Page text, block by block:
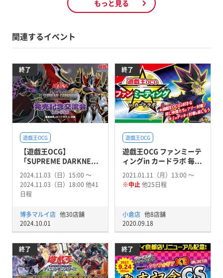
もっと見る
関連するイベント
終了
遊戯王OCG
【遊戯王OCG】
「SUPREME DARKNE...
2024.11.03（日）15:00 〜
2024.11.03（日）18:00 他41
日程
博多マルイ店 他30店舗
2024.10.01
終了
遊戯王OCG
遊戯王OCG ファンミーテ
ィングin カードラボ 毎...
2021.01.11（月）13:00 〜
※中止他25日程
小倉店 他8店舗
2020.09.18
終了 終了